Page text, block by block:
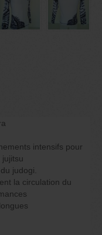
intensifs pour
judogi.
la circulation du